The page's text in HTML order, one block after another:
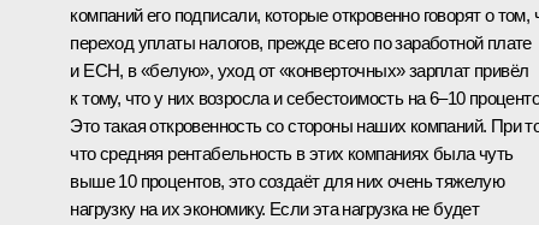
компаний его подписали, которые откровенно говорят о том,
переход уплаты налогов, прежде всего по заработной плате
и ЕСН, в «белую», уход от «конверточных» зарплат привёл
к тому, что у них возросла и себестоимость на 6–10
Это такая откровенность со стороны наших компаний. При
что средняя рентабельность в этих компаниях была чуть
выше 10 процентов, это создаёт для них очень тяжелую
нагрузку на их экономику. Если эта нагрузка не будет